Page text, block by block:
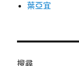
葉亞宜
搜尋